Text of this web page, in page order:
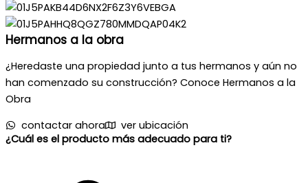
Hermanos a la obra
¿Heredaste una propiedad junto a tus hermanos y aún no
han comenzado su construcción? Conoce Hermanos a la
Obra
contactar ahora
ver ubicación
¿Cuál es el producto más adecuado para ti?